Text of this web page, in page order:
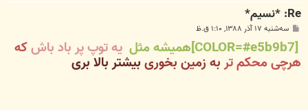
Re: *نسیم*
پ
ت
سه‌شنبه ۱۷ آذر ۱۳۸۸, ۱:۱۰ ق.ظ
یه توپ پر باد باشکه
هرچی محکم تربه زمین بخوری بیشتر بالا بری